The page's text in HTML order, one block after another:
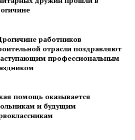
работников
отрасли поздравляют
профессиональным
помощь оказывается
и будущим